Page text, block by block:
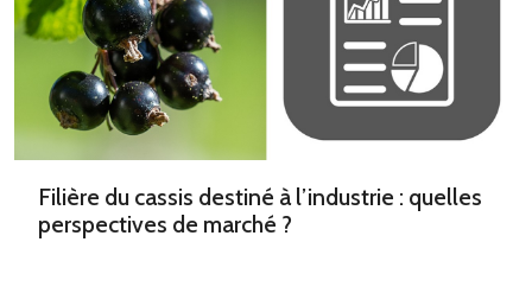
Filière du cassis destiné à l’industrie : quelles
perspectives de marché ?